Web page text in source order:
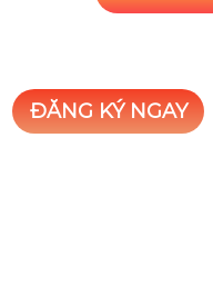
Address: Tầng 2,
Mai, Hoàng Mai, Hà Nội
Hotline:1900 3366
ĐĂNG KÝ NGAY